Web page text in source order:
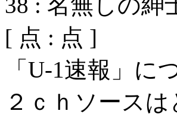
[ 点 : 点 ]
「U-1速報」に
２ｃｈソース